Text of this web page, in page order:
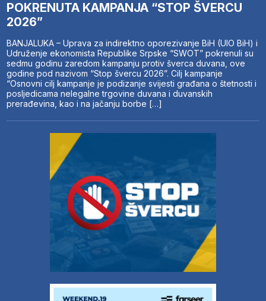
POKRENUTA KAMPANJA “STOP ŠVERCU
2026”
BANJALUKA – Uprava za indirektno oporezivanje BiH (UIO BiH) i
Udruženje ekonomista Republike Srpske “SWOT” pokrenuli su
sedmu godinu zaredom kampanju protiv šverca duvana, ove
godine pod nazivom “Stop švercu 2026”. Cilj kampanje
“Osnovni cilj kampanje je podizanje svijesti građana o štetnosti i
posljedicama nelegalne trgovine duvana i duvanskih
prerađevina, kao i na jačanju borbe […]